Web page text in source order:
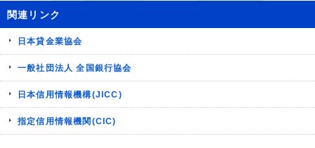
関連リンク
日本貸金業協会
一般社団法人 全国銀行協会
日本信用情報機構(JICC)
指定信用情報機関(CIC)